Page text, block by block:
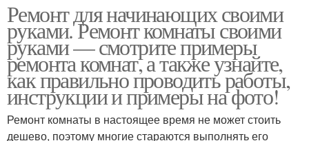
Ремонт для начинающих своими
руками. Ремонт комнаты своими
руками — смотрите примеры
ремонта комнат, а также узнайте,
как правильно проводить работы,
инструкции и примеры на фото!
Ремонт комнаты в настоящее время не может стоить
дешево, поэтому многие стараются выполнять его